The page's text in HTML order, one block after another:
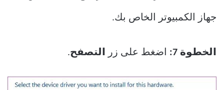
جهاز الكمبيوتر الخاص بك.
الخطوة 7: اضغط على زر التصفح.